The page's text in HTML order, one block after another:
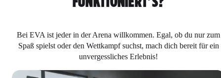
Bei EVA ist jeder in der Arena willkommen. Egal, ob du nur zum
Spaß spielst oder den Wettkampf suchst, mach dich bereit für ein
unvergessliches Erlebnis!